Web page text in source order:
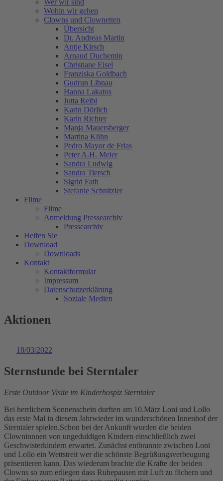
Wer wir sind
Wohin wir gehen
Clowns und Clownetten
Übersicht
Dr. Andreas Martin
Antje Kirsch
Arnaud Duchemin
Christiane Eisel
Franziska Goldbach
Gudrun Libnau
Hanna Lakatos
Jutta Reibl
Karin Dörlich
Karin Richter
Manja Mauersberger
Martina Kühn
Pedro Mayor de Frias
Peter A.H. Meier
Sandra Ludwig
Sandra Tiersch
Sigrid Fath
Stefanie Schnitzler
Filme
Filme
Anmeldung Pressearchiv
Pressearchiv
Helfen Sie
Download
Downloads
Kontakt
Kontaktformular
Impressum
Datenschutzerklärung
Soziale Medien
Aktionen
18/03/2022
Sternstunde bei Sterntaler
Erste Outdoor Visite im Kinderhospiz Sterntaler
Bei herrlichem Sonnenschein durften am 10.März Loni und Lollo
das erste Mal in diesem Jahrwieder im wunderschönen Innenhof der
Sterntaler spielen.Schon bei der Ankunft wurden die beiden
Clowninnnen von ungeduldigen Kindern einschließlich zwei
Geschwisterkindern erwartet. Zunächst entbrannte zwischen Loni
und Lollo ein Wettstreit wer die schönste Begrüßungsverbeugung
präsentieren kann. Das wiederum brachte die Kräfte der beiden
Clowns so zum erliegen dass Ruhepausen mit Luft zu fächern und